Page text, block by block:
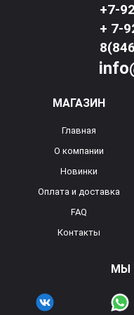
+7-
+ 7-
МАГАЗИН
Главная
О компании
Новинки
Оплата и доставка
FAQ
Контакты
МЫ